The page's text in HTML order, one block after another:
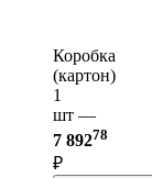
Коробка
(картон)
1
шт —
7 89278
₽